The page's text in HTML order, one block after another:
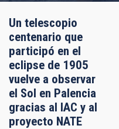
Un telescopio
centenario que
participó en el
eclipse de 1905
vuelve a observar
el Sol en Palencia
gracias al IAC y al
proyecto NATE